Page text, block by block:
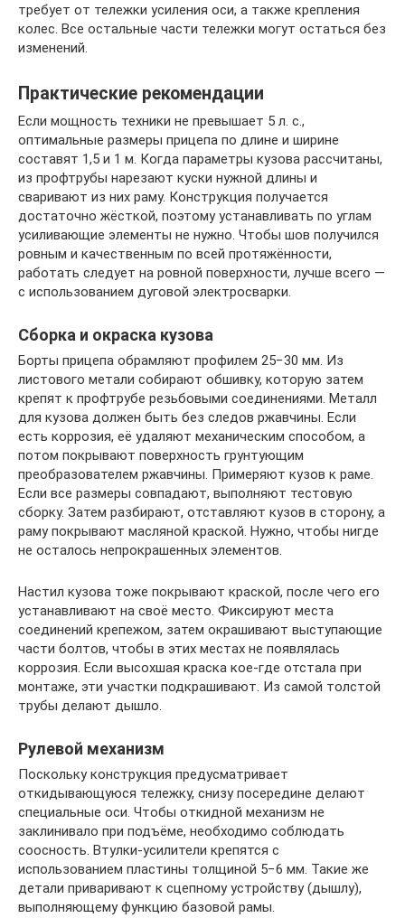
требует от тележки усиления оси, а также крепления
колес. Все остальные части тележки могут остаться без
изменений.
Практические рекомендации
Если мощность техники не превышает 5 л. с.,
оптимальные размеры прицепа по длине и ширине
составят 1,5 и 1 м. Когда параметры кузова рассчитаны,
из профтрубы нарезают куски нужной длины и
сваривают из них раму. Конструкция получается
достаточно жёсткой, поэтому устанавливать по углам
усиливающие элементы не нужно. Чтобы шов получился
ровным и качественным по всей протяжённости,
работать следует на ровной поверхности, лучше всего —
с использованием дуговой электросварки.
Сборка и окраска кузова
Борты прицепа обрамляют профилем 25−30 мм. Из
листового метали собирают обшивку, которую затем
крепят к профтрубе резьбовыми соединениями. Металл
для кузова должен быть без следов ржавчины. Если
есть коррозия, её удаляют механическим способом, а
потом покрывают поверхность грунтующим
преобразователем ржавчины. Примеряют кузов к раме.
Если все размеры совпадают, выполняют тестовую
сборку. Затем разбирают, отставляют кузов в сторону, а
раму покрывают масляной краской. Нужно, чтобы нигде
не осталось непрокрашенных элементов.
Настил кузова тоже покрывают краской, после чего его
устанавливают на своё место. Фиксируют места
соединений крепежом, затем окрашивают выступающие
части болтов, чтобы в этих местах не появлялась
коррозия. Если высохшая краска кое-где отстала при
монтаже, эти участки подкрашивают. Из самой толстой
трубы делают дышло.
Рулевой механизм
Поскольку конструкция предусматривает
откидывающуюся тележку, снизу посередине делают
специальные оси. Чтобы откидной механизм не
заклинивало при подъёме, необходимо соблюдать
соосность. Втулки-усилители крепятся с
использованием пластины толщиной 5−6 мм. Такие же
детали приваривают к сцепному устройству (дышлу),
выполняющему функцию базовой рамы.